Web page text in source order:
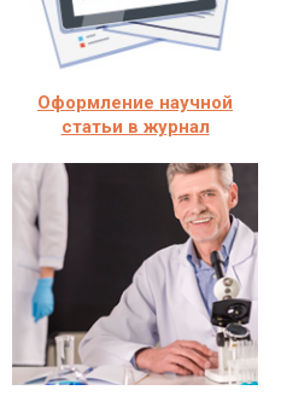
Оформление научной
статьи в журнал